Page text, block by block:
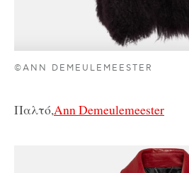
©ANN DEMEULEMEESTER
Παλτό,Ann Demeulemeester